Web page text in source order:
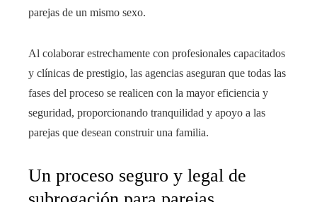
parejas de un mismo sexo.
Al colaborar estrechamente con profesionales capacitados
y clínicas de prestigio, las agencias aseguran que todas las
fases del proceso se realicen con la mayor eficiencia y
seguridad, proporcionando tranquilidad y apoyo a las
parejas que desean construir una familia.
Un proceso seguro y legal de